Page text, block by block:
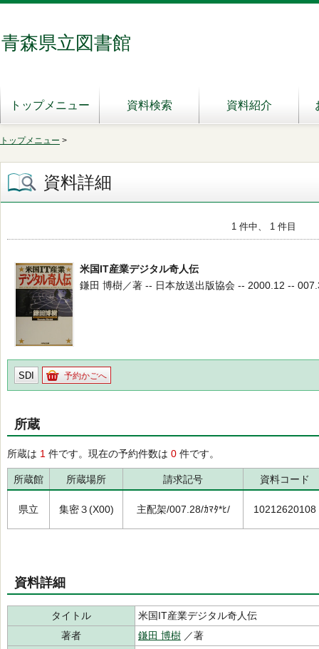
青森県立図書館
トップメニュー 資料検索 資料紹介
トップメニュー >
資料詳細
1 件中、 1 件目
米国IT産業デジタル奇人伝
鎌田 博樹／著 -- 日本放送出版協会 -- 2000.12 --
SDI 予約かごへ
所蔵
所蔵は 1 件です。現在の予約件数は 0 件です。
所蔵館 所蔵場所 請求記号 資料コード
県立 集密３(X00) 主配架/007.28/ｶﾏﾀ*ﾋ/ 10212620108
資料詳細
タイトル
米国IT産業デジタル奇人伝
著者
鎌田 博樹 ／著